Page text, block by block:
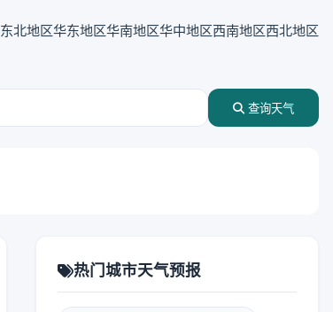
东北地区华东地区华南地区华中地区西南地区西北地区
查询天气
热门城市天气预报